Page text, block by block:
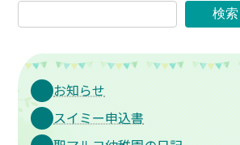
検索
お知らせ
スイミー申込書